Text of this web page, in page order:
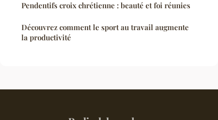
Pendentifs croix chrétienne : beauté et foi réunies
Découvrez comment le sport au travail augmente
la productivité